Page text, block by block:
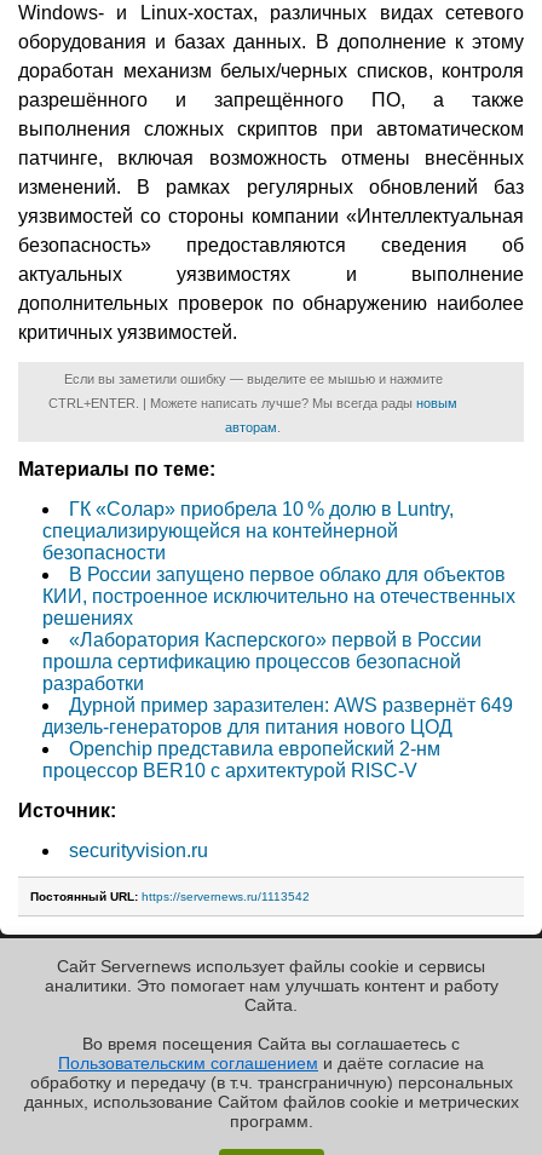
✖
Windows- и Linux-хостах, различных видах сетевого
оборудования и базах данных. В дополнение к этому
доработан механизм белых/черных списков, контроля
разрешённого и запрещённого ПО, а также
выполнения сложных скриптов при автоматическом
патчинге, включая возможность отмены внесённых
изменений. В рамках регулярных обновлений баз
уязвимостей со стороны компании «Интеллектуальная
безопасность» предоставляются сведения об
актуальных уязвимостях и выполнение
дополнительных проверок по обнаружению наиболее
критичных уязвимостей.
Если вы заметили ошибку — выделите ее мышью и нажмите
CTRL+ENTER. | Можете написать лучше? Мы всегда рады новым
авторам
Материалы по теме:
ГК «Солар» приобрела 10 % долю в Luntry,
специализирующейся на контейнерной
безопасности
В России запущено первое облако для объектов
КИИ, построенное исключительно на отечественных
решениях
«Лаборатория Касперского» первой в России
прошла сертификацию процессов безопасной
разработки
Дурной пример заразителен: AWS развернёт 649
дизель-генераторов для питания нового ЦОД
Openchip представила европейский 2-нм
процессор BER10 с архитектурой RISC-V
Источник:
securityvision.ru
Постоянный URL: https://servernews.ru/1113542
« Назад к ленте
РЕКЛАМА • ООО «ЛАБОРАТОРИЯ ЧИСЛИТЕЛЬ»
Copyright ©2010-2026
Servernews.Пользовательское
соглашение
Сайт Servernews использует файлы cookie и сервисы
аналитики. Это помогает нам улучшать контент и работу
Cайта.
Во время посещения Cайта вы соглашаетесь с
Пользовательским соглашением и даёте согласие на
обработку и передачу (в т.ч. трансграничную) персональных
данных, использование Cайтом файлов cookie и метрических
программ.